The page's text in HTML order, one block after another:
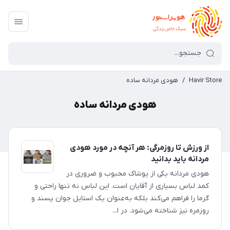
Havir Store
/ هودی مردانه ساده
هودی مردانه ساده
از ورزش تا روزمرگی: هر آنچه در مورد هودی
مردانه باید بدانید
هودی مردانه یکی از پوشاک محبوب و ضروری در
کمد لباس بسیاری از آقایان است. این لباس نه تنها راحتی و
گرما را فراهم می‌کند بلکه به‌عنوان یک استایل جوان پسند و
روزمره نیز شناخته می‌شود. در ا...